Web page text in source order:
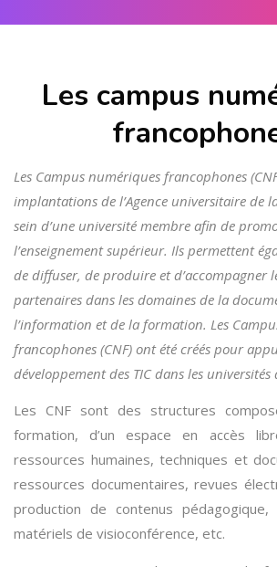
Les campus
Les Campus numériques francophones
implantations de l’Agence universitaire de
sein d’une université membre afin de
l’enseignement supérieur. Ils permettent
de diffuser, de produire et d’accompagner
partenaires dans les domaines de la
l’information et de la formation. Les
francophones (CNF) ont été créés pour
développement des TIC dans les universités
Les CNF sont des structures
formation, d’un espace en accès
ressources humaines, techniques et
ressources documentaires, revues
production de contenus
matériels de visioconférence, etc.